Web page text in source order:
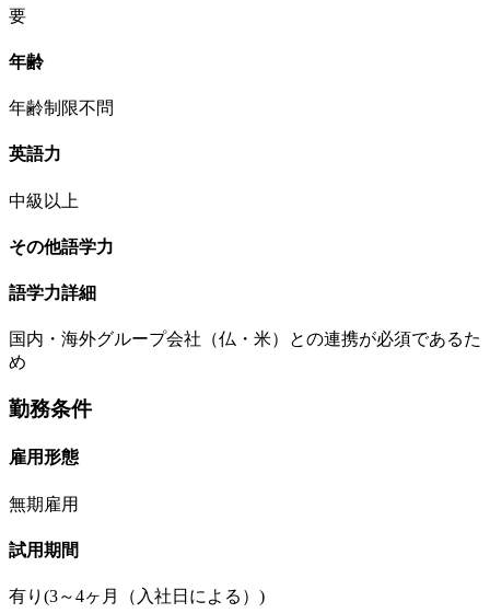
要
年齢
年齢制限不問
英語力
中級以上
その他語学力
語学力詳細
国内・海外グループ会社（仏・米）との連携が必須であるた
め
勤務条件
雇用形態
無期雇用
試用期間
有り(3～4ヶ月（入社日による）)